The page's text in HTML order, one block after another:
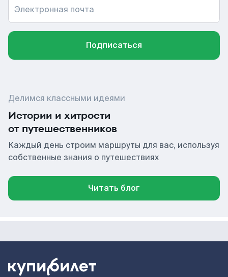
Электронная почта
Подписаться
Делимся классными идеями
Истории и хитрости
от путешественников
Каждый день строим маршруты для вас, используя
собственные знания о путешествиях
Читать блог